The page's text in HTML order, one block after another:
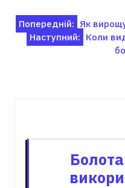
Навігація
записів
Попередній: Як
Наступний: Коли